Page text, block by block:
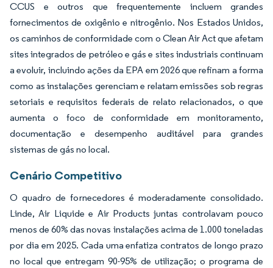
CCUS e outros que frequentemente incluem grandes
fornecimentos de oxigênio e nitrogênio. Nos Estados Unidos,
os caminhos de conformidade com o Clean Air Act que afetam
sites integrados de petróleo e gás e sites industriais continuam
a evoluir, incluindo ações da EPA em 2026 que refinam a forma
como as instalações gerenciam e relatam emissões sob regras
setoriais e requisitos federais de relato relacionados, o que
aumenta o foco de conformidade em monitoramento,
documentação e desempenho auditável para grandes
sistemas de gás no local.
Cenário Competitivo
O quadro de fornecedores é moderadamente consolidado.
Linde, Air Liquide e Air Products juntas controlavam pouco
menos de 60% das novas instalações acima de 1.000 toneladas
por dia em 2025. Cada uma enfatiza contratos de longo prazo
no local que entregam 90-95% de utilização; o programa de